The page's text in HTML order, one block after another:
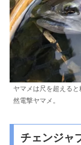
ヤマメは尺を超える
然電撃ヤマメ。
チェンジャ